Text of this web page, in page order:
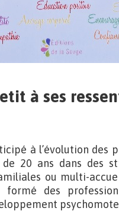
à ses
à l’évolution des
20 ans dans des
ou multi-
des